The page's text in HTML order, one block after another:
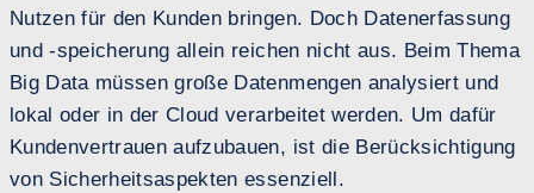
Nutzen für den Kunden bringen. Doch Datenerfassung
und -speicherung allein reichen nicht aus. Beim Thema
Big Data müssen große Datenmengen analysiert und
lokal oder in der Cloud verarbeitet werden. Um dafür
Kundenvertrauen aufzubauen, ist die Berücksichtigung
von Sicherheitsaspekten essenziell.